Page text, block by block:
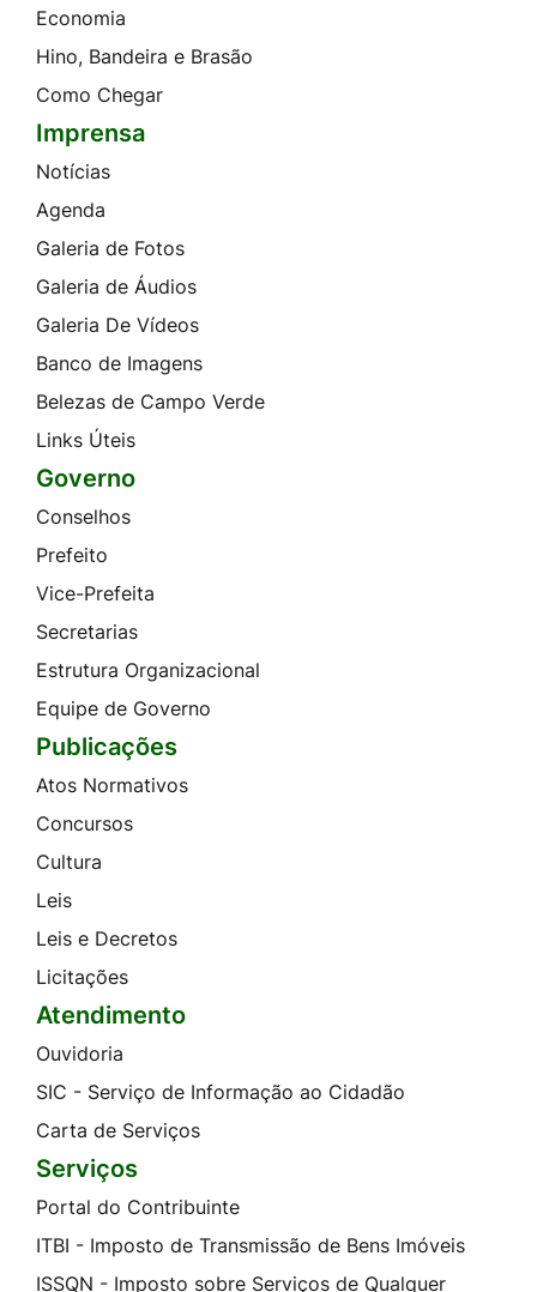
Economia
Hino, Bandeira e Brasão
Como Chegar
Imprensa
Notícias
Agenda
Galeria de Fotos
Galeria de Áudios
Galeria De Vídeos
Banco de Imagens
Belezas de Campo Verde
Links Úteis
Governo
Conselhos
Prefeito
Vice-Prefeita
Secretarias
Estrutura Organizacional
Equipe de Governo
Publicações
Atos Normativos
Concursos
Cultura
Leis
Leis e Decretos
Licitações
Atendimento
Ouvidoria
SIC - Serviço de Informação ao Cidadão
Carta de Serviços
Serviços
Portal do Contribuinte
ITBI - Imposto de Transmissão de Bens Imóveis
ISSQN - Imposto sobre Serviços de Qualquer